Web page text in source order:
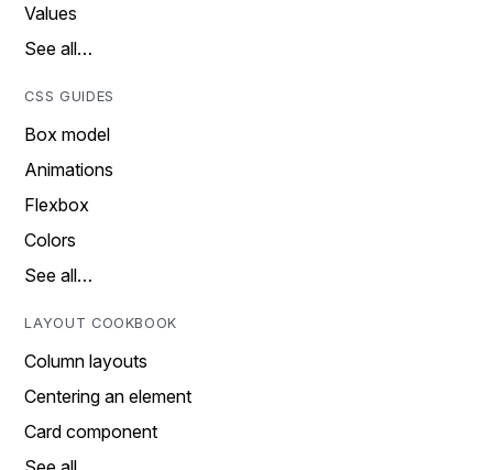
Values
See all…
CSS GUIDES
Box model
Animations
Flexbox
Colors
See all…
LAYOUT COOKBOOK
Column layouts
Centering an element
Card component